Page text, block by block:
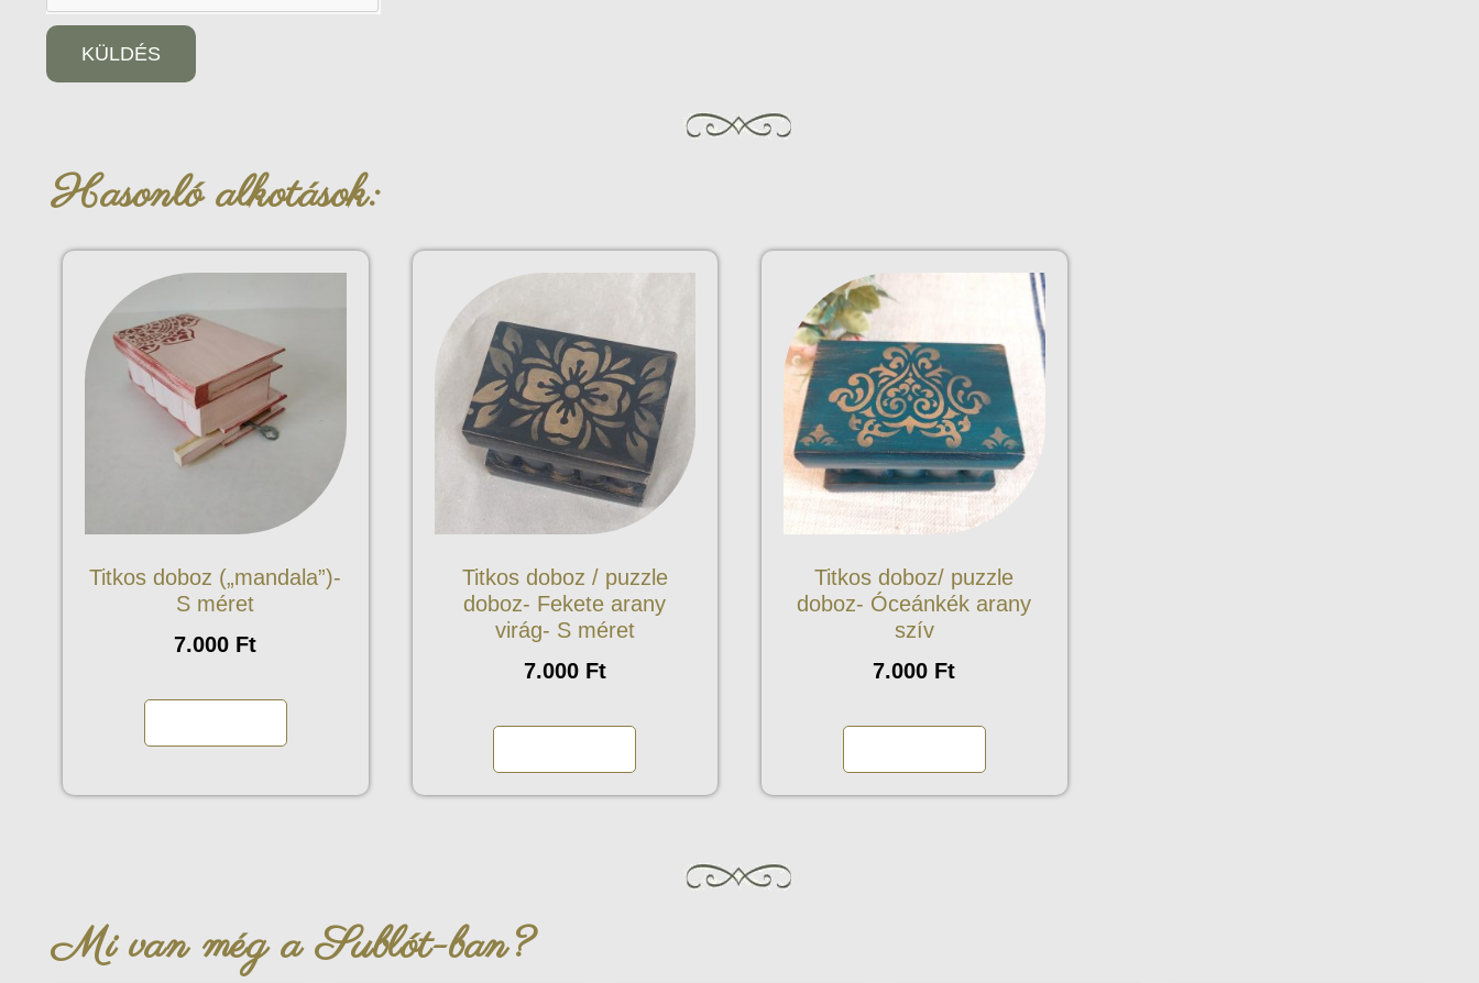
KÜLDÉS
Hasonló alkotások:
Titkos doboz („mandala”)-
S méret
7.000 Ft
Titkos doboz / puzzle
doboz- Fekete arany
virág- S méret
7.000 Ft
Titkos doboz/ puzzle
doboz- Óceánkék arany
szív
7.000 Ft
Mi van még a Sublót-ban?